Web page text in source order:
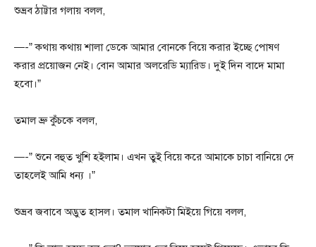
শুভ্রব ঠাট্টার গলায় বলল,
—-” কথায় কথায় শালা ডেকে আমার বোনকে বিয়ে করার ইচ্ছে পোষণ
করার প্রয়োজন নেই। বোন আমার অলরেডি ম্যারিড। দুই দিন বাদে মামা
হবো।”
তমাল ভ্রু কুঁচকে বলল,
—-” শুনে বহুত খুশি হইলাম। এখন তুই বিয়ে করে আমাকে চাচা বানিয়ে দে
তাহলেই আমি ধন্য ।”
শুভ্রব জবাবে অদ্ভুত হাসল। তমাল খানিকটা মিইয়ে গিয়ে বলল,